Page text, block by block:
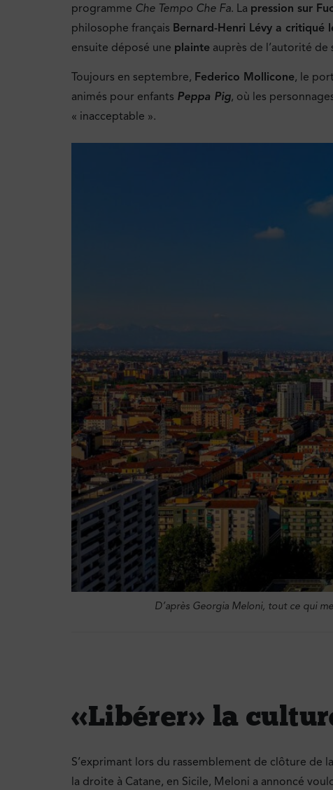
programme Che Tempo Che Fa. La pression sur
philosophe français Bernard-Henri Lévy a critiqué
ensuite déposé une plainte auprès de l’autorité
Toujours en septembre, Federico Mollicone, le
animés pour enfants Peppa Pig, où les
« inacceptable ».
D’après Georgia Meloni, tout ce qui
« Libérer » la
S’exprimant lors du rassemblement de clôture de
la droite à Catane, en Sicile, Meloni a annoncé